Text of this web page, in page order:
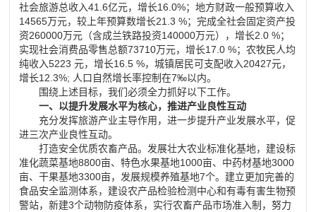
社会旅游总收入41.6亿元，增长16.0%；地方财政一般预算收入
14565万元，较上年预算数增长21.3 %；完成全社会固定资产投
资260000万元（含成兰铁路投资140000万元），增长2.0 %；
实现社会消费品零售总额73710万元，增长17.0 %；农牧民人均
纯收入5223元，增长16.5 %，城镇居民可支配收入20427元，
增长12.3%; 人口自然增长率控制在7‰以内。
围绕上述目标，我们必须全力抓好以下工作。
一、以提升发展水平为核心，推进产业良性互动
充分发挥旅游产业主导作用，进一步提升产业发展水平，促
进三次产业良性互动。
打造安全优质农畜产品。发展壮大农业标准化基地，建设标
准化蔬菜基地8800亩、特色水果基地1000亩、中药材基地3000
亩、干果基地3300亩，发展规模养殖基地7个。建立更加完善的
食品安全监测体系，建设农产品检验检测中心和有毒有害生物预
警站，新建3个动物防疫体系，实行农畜产品市场准入制，努力